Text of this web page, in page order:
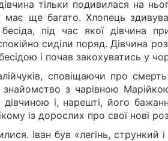
тільки подивилася на
ще багато. Хлопець
під час якої дівчина
сиділи поряд. Дівчина
і почав закохуватись у
сповіщаючи про
знайомство з чарівною
і, нарешті, його
із дорослих про свої нові
Іван був «легінь,